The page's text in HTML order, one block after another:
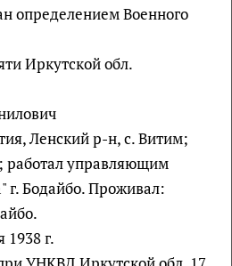
определением Военного
Иркутской обл.
Ленский р-н, с. Витим;
работал управляющим
г. Бодайбо. Проживал:
1938 г.